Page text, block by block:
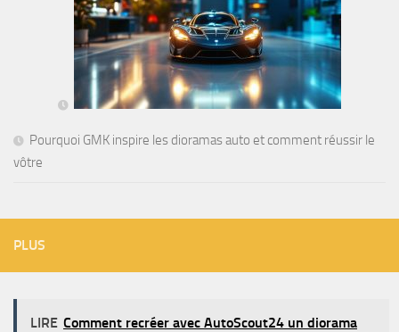
Pourquoi GMK inspire les dioramas auto et comment réussir le
vôtre
PLUS
LIRE Comment recréer avec AutoScout24 un diorama